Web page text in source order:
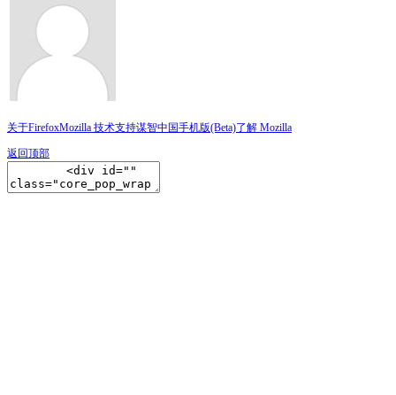
关于FirefoxMozilla 技术支持谋智中国手机版(Beta)了解 Mozilla
返回顶部